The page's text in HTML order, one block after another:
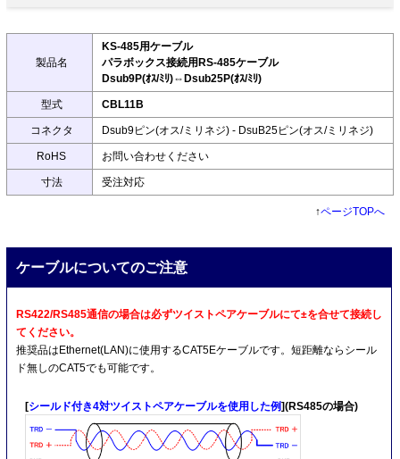
製品名
KS-485用ケーブル
パラボックス接続用RS-485ケーブル
Dsub9P(ｵｽ/ﾐﾘ)⇔Dsub25P(ｵｽ/ﾐﾘ)
型式 CBL11B
コネクタ Dsub9ピン(オス/ミリネジ) - DsuB25ピン(オス/ミリネジ)
RoHS お問い合わせください
寸法 受注対応
↑ページTOPへ
ケーブルについてのご注意
RS422/RS485通信の場合は必ずツイストペアケーブルにて±を合せて接続し
てください。
推奨品はEthernet(LAN)に使用するCAT5Eケーブルです。短距離ならシール
ド無しのCAT5でも可能です。
[シールド付き4対ツイストペアケーブルを使用した例](RS485の場合)